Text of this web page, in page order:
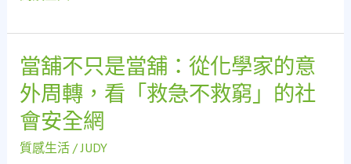
借
錢」
故
事
覆
像
的
借
錢
體
當舖不只是當舖：從化學家的意
外周轉，看「救急不救窮」的社
會安全網
質感生活/JUDY
當
舖
不
只
是
當